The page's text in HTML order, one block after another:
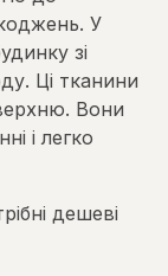
У
зі
Ці тканини
Вони
і легко
дешеві